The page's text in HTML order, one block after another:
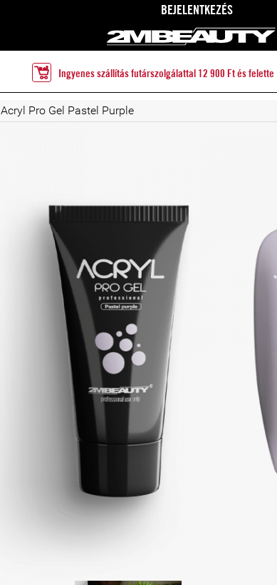
BEJELENTKEZÉS
Ingyenes szállítás futárszolgálattal 12 900 Ft és felette
Acryl Pro Gel Pastel Purple